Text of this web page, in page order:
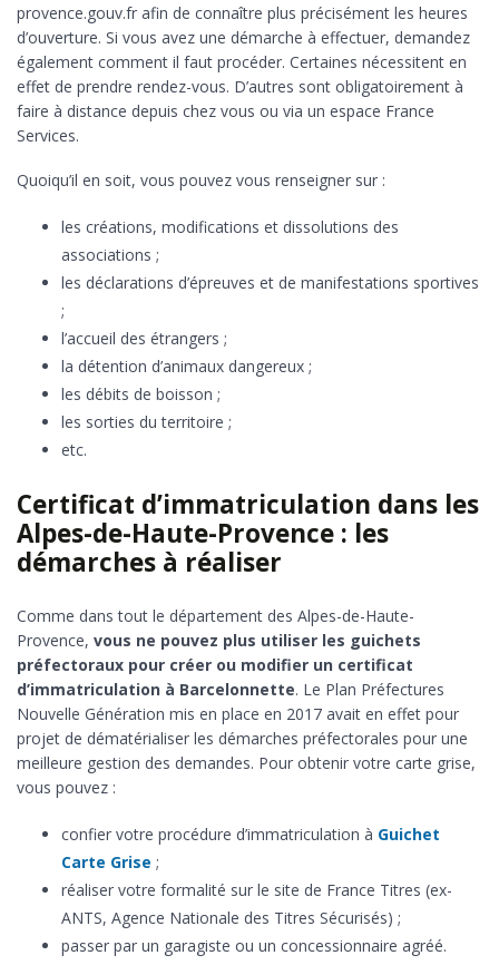
provence.gouv.fr afin de connaître plus précisément les heures
d’ouverture. Si vous avez une démarche à effectuer, demandez
également comment il faut procéder. Certaines nécessitent en
effet de prendre rendez-vous. D’autres sont obligatoirement à
faire à distance depuis chez vous ou via un espace France
Services.
Quoiqu’il en soit, vous pouvez vous renseigner sur :
les créations, modifications et dissolutions des
associations ;
les déclarations d’épreuves et de manifestations sportives
;
l’accueil des étrangers ;
la détention d’animaux dangereux ;
les débits de boisson ;
les sorties du territoire ;
etc.
Certificat d’immatriculation dans les
Alpes-de-Haute-Provence : les
démarches à réaliser
Comme dans tout le département des Alpes-de-Haute-
Provence, vous ne pouvez plus utiliser les guichets
préfectoraux pour créer ou modifier un certificat
d’immatriculation à Barcelonnette. Le Plan Préfectures
Nouvelle Génération mis en place en 2017 avait en effet pour
projet de dématérialiser les démarches préfectorales pour une
meilleure gestion des demandes. Pour obtenir votre carte grise,
vous pouvez :
confier votre procédure d’immatriculation à Guichet
Carte Grise ;
réaliser votre formalité sur le site de France Titres (ex-
ANTS, Agence Nationale des Titres Sécurisés) ;
passer par un garagiste ou un concessionnaire agréé.